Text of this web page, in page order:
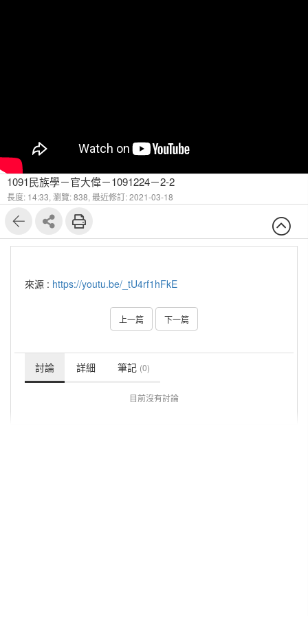
1091民族學－官大偉－1091224－2-2
長度: 14:33, 瀏覽: 838, 最近修訂: 2021-03-18
來源 : https://youtu.be/_tU4rf1hFkE
上一篇 下一篇
討論 詳細 筆記 (0)
目前沒有討論